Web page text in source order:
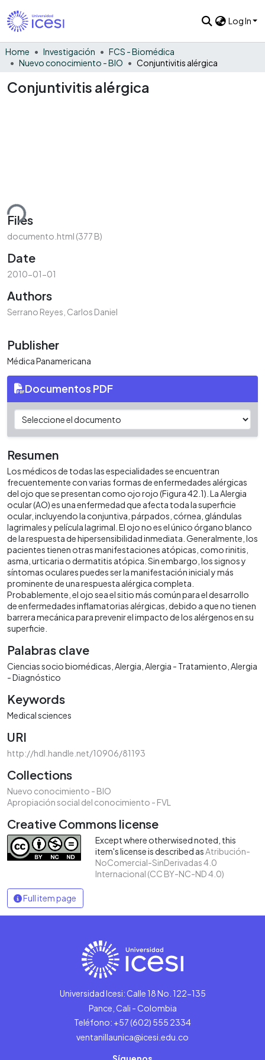
Log In
Home Investigación
FCS - Biomédica
Nuevo conocimiento - BIO
Conjuntivitis alérgica
Conjuntivitis alérgica
Files
documento.html (377 B)
Date
2010-01-01
Authors
Serrano Reyes, Carlos Daniel
Publisher
Médica Panamericana
Documentos PDF
Resumen
Los médicos de todas las especialidades se encuentran
frecuentemente con varias formas de enfermedades alérgicas
del ojo que se presentan como ojo rojo (Figura 42.1). La Alergia
ocular (AO) es una enfermedad que afecta toda la superficie
ocular, incluyendo la conjuntiva, párpados, córnea, glándulas
lagrimales y película lagrimal. El ojo no es el único órgano blanco
de la respuesta de hipersensibilidad inmediata. Generalmente, los
pacientes tienen otras manifestaciones atópicas, como rinitis,
asma, urticaria o dermatitis atópica. Sin embargo, los signos y
síntomas oculares puedes ser la manifestación inicial y más
prominente de una respuesta alérgica completa.
Probablemente, el ojo sea el sitio más común para el desarrollo
de enfermedades inflamatorias alérgicas, debido a que no tienen
barrera mecánica para prevenir el impacto de los alérgenos en su
superficie.
Palabras clave
Ciencias socio biomédicas Alergia Alergia - Tratamiento Alergia
- Diagnóstico
Keywords
Medical sciences
URI
http://hdl.handle.net/10906/81193
Collections
Nuevo conocimiento - BIO
Apropiación social del conocimiento - FVL
Creative Commons license
Except where otherwised noted, this
item's license is described asAtribución-
NoComercial-SinDerivadas 4.0
Internacional (CC BY-NC-ND 4.0)
Full item page
Universidad Icesi: Calle 18 No. 122-135
Pance, Cali - Colombia
Teléfono: +57 (602) 555 2334
ventanillaunica@icesi.edu.co